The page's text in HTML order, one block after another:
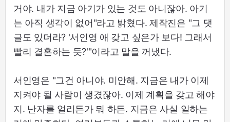
거야. 내가 지금 아기가 있는 것도 아니잖아. 아기
는 아직 생각이 없어"라고 밝혔다. 제작진은 "그 댓
글도 있더라? '서인영 애 갖고 싶은가 보다! 그래서
빨리 결혼하는 듯?'"이라고 말을 꺼냈다.
서인영은 "그건 아니야. 미안해. 지금은 내가 이제
지켜야 될 사람이 생겼잖아. 이제 계획을 갖고 해야
지. 난자를 얼리든가 뭐 하든. 지금은 사실 일하는